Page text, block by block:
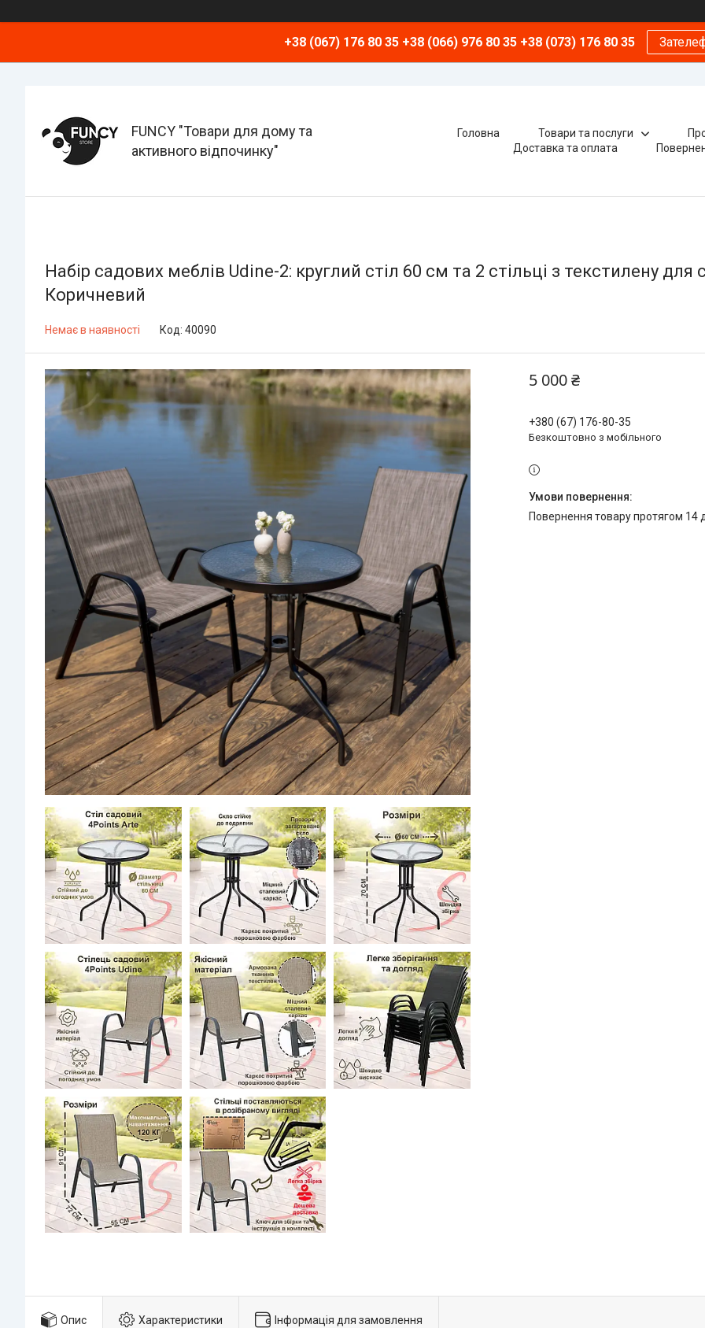
+38 (067) 176 80 35 +38 (066) 976 80 35 +38 (073) 176 80 35
FUNCY "Товари для дому та
активного відпочинку"
Головна Товари та послуги
Доставка та оплата
Набір садових меблів Udine-2: круглий стіл 60 см та 2 стільці з текстилену для
Коричневий
Немає в наявності Код: 40090
5 000 ₴
+380 (67) 176-80-35
Безкоштовно з мобільного
повернення товару протягом 14
Опис Характеристики Інформація для замовлення